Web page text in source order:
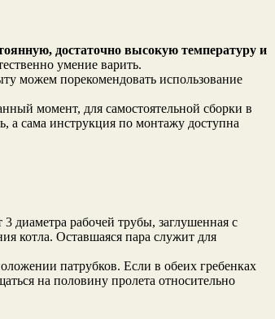
достаточно высокую температуру и
умение варить.
можем порекомендовать использование
момент, для самостоятельной сборки в
а сама инструкция по монтажу доступна
диаметра рабочей трубы, заглушенная с
котла. Оставшаяся пара служит для
патрубков. Если в обеих гребенках
на половину пролета относительно